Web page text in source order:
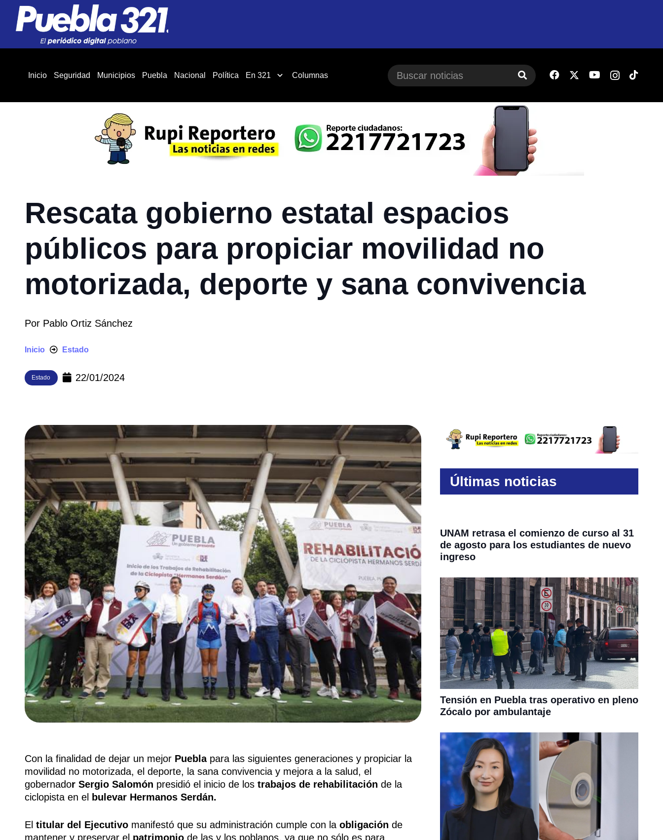
Inicio Seguridad Municipios Puebla Nacional Política En 321 Columnas
Rescata gobierno estatal espacios
públicos para propiciar movilidad no
motorizada, deporte y sana convivencia
Por Pablo Ortiz Sánchez
Inicio Estado
Estado 22/01/2024
Con la finalidad de dejar un mejor Pueblapara las siguientes generaciones y propiciar la
movilidad no motorizada, el deporte, la sana convivencia y mejora a la salud, el
gobernador Sergio Salomón presidió el inicio de los trabajos de rehabilitación de la
ciclopista en el
bulevar Hermanos Serdán.
El titular del Ejecutivo manifestó que su administración cumple con la obligación de
mantener y preservar el patrimonio de las y los poblanos, ya que no sólo es para
Últimas noticias
UNAM retrasa el comienzo de curso al 31
de agosto para los estudiantes de nuevo
ingreso
Tensión en Puebla tras operativo en pleno
Zócalo por ambulantaje